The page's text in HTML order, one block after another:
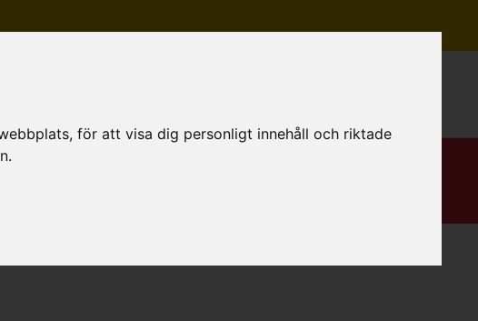
för att visa dig personligt innehåll och riktade